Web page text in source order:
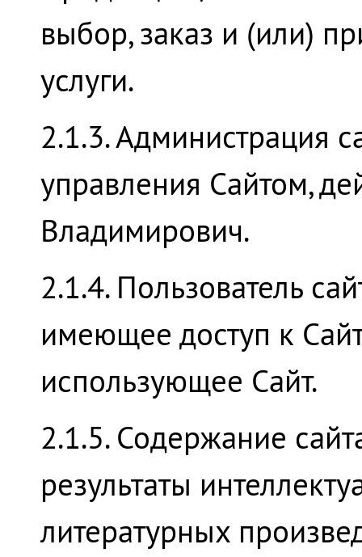
выбор, заказ и (или)
услуги.
2.1.3. Администрация
управления Сайтом,
Владимирович.
2.1.4. Пользователь
имеющее доступ к
использующее Сайт.
2.1.5. Содержание
результаты
литературных